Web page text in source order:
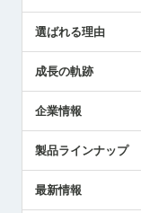
解決策提案
選ばれる理由
成長の軌跡
企業情報
ごあいさつ
受賞履歴
製品ラインナップ
ツールセッタ製品
最新情報